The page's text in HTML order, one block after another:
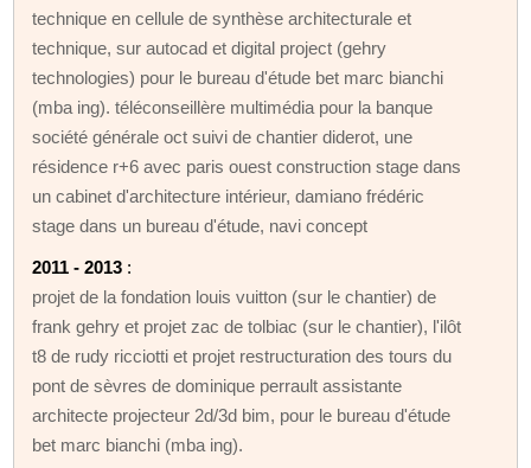
technique en cellule de synthèse architecturale et
technique, sur autocad et digital project (gehry
technologies) pour le bureau d'étude bet marc bianchi
(mba ing). téléconseillère multimédia pour la banque
société générale oct suivi de chantier diderot, une
résidence r+6 avec paris ouest construction stage dans
un cabinet d'architecture intérieur, damiano frédéric
stage dans un bureau d'étude, navi concept
2011 - 2013 :
projet de la fondation louis vuitton (sur le chantier) de
frank gehry et projet zac de tolbiac (sur le chantier), l'ilôt
t8 de rudy ricciotti et projet restructuration des tours du
pont de sèvres de dominique perrault assistante
architecte projecteur 2d/3d bim, pour le bureau d'étude
bet marc bianchi (mba ing).